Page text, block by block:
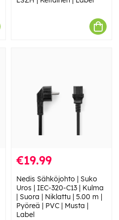
€19.99
Nedis Sähköjohto | Suko
Uros | IEC-320-C13 | Kulma
| Suora | Niklattu | 5.00 m |
Pyöreä | PVC | Musta |
Label